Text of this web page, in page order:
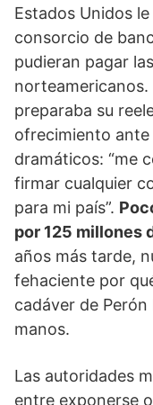
Estados Unidos
consorcio de
pudieran pagar
norteamericanos.
preparaba su
ofrecimiento
dramáticos: “me
firmar cualquier
para mi país”.
por 125 millones
años más tarde,
fehaciente por
cadáver de
manos.
Las autoridades
entre exponerse